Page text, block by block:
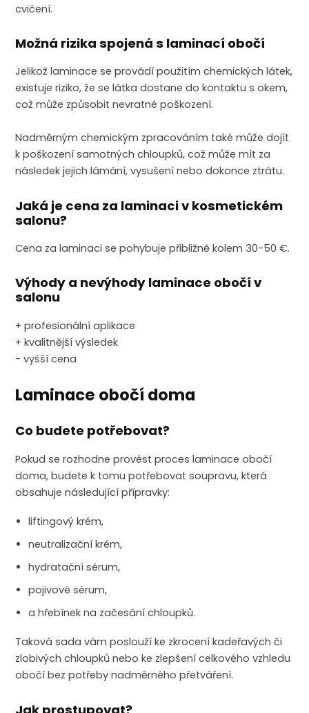
cvičení.
​Možná rizika spojená s laminací obočí
Jelikož laminace se provádí použitím chemických látek,
existuje riziko, že se látka dostane do kontaktu s okem,
což může způsobit nevratné poškození.
Nadměrným chemickým zpracováním také může dojít
k poškození samotných chloupků, což může mít za
následek jejich lámání, vysušení nebo dokonce ztrátu.
Jaká je cena za laminaci v kosmetickém
salonu?
Cena za laminaci se pohybuje přibližně kolem 30-50 €.
Výhody a nevýhody laminace obočí v
salonu
+ profesionální aplikace
+ kvalitnější výsledek
- vyšší cena
Laminace obočí doma
Co budete potřebovat?
Pokud se rozhodne provést proces laminace obočí
doma, budete k tomu potřebovat soupravu, která
obsahuje následující přípravky:
liftingový krém,
neutralizační krém,
hydratační sérum,
pojivové sérum,
a hřebínek na začesání chloupků.
Taková sada vám poslouží ke zkrocení kadeřavých či
zlobivých chloupků nebo ke zlepšení celkového vzhledu
obočí bez potřeby nadměrného přetváření.